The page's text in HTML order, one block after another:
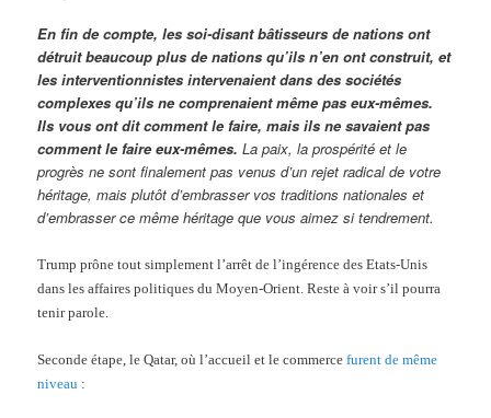
En fin de compte, les soi-disant bâtisseurs de nations ont
détruit beaucoup plus de nations qu’ils n’en ont construit, et
les interventionnistes intervenaient dans des sociétés
complexes qu’ils ne comprenaient même pas eux-mêmes.
Ils vous ont dit comment le faire, mais ils ne savaient pas
comment le faire eux-mêmes. La paix, la prospérité et le
progrès ne sont finalement pas venus d’un rejet radical de votre
héritage, mais plutôt d’embrasser vos traditions nationales et
d’embrasser ce même héritage que vous aimez si tendrement.
Trump prône tout simplement l’arrêt de l’ingérence des Etats-Unis
dans les affaires politiques du Moyen-Orient. Reste à voir s’il pourra
tenir parole.
Seconde étape, le Qatar, où l’accueil et le commercefurent de même
niveau :